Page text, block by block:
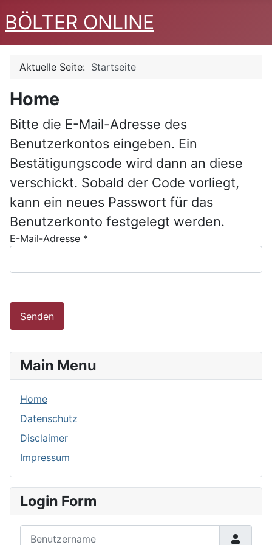
BÖLTER ONLINE
Aktuelle Seite: Startseite
Home
Bitte die E-Mail-Adresse des
Benutzerkontos eingeben. Ein
Bestätigungscode wird dann an diese
verschickt. Sobald der Code vorliegt,
kann ein neues Passwort für das
Benutzerkonto festgelegt werden.
E-Mail-Adresse *
Senden
Main Menu
Home
Datenschutz
Disclaimer
Impressum
Login Form